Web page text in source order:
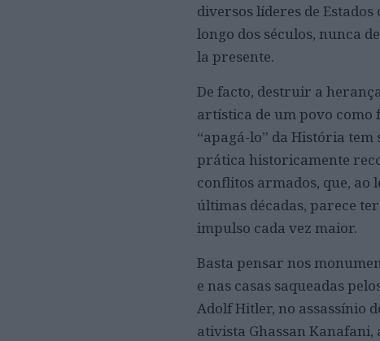
diversos líderes de Estados
longo dos séculos, nunca
la presente.
De facto, destruir a
artística de um povo como
“apagá-lo” da História tem
prática historicamente
conflitos armados, que, ao
últimas décadas, parece
impulso cada vez maior.
Basta pensar nos
e nas casas saqueadas
Adolf Hitler, no assassínio
ativista Ghassan